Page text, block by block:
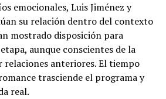
emocionales, Luis Jiménez y
su relación dentro del contexto
mostrado disposición para
aunque conscientes de la
relaciones anteriores. El tiempo
trasciende el programa y
real.